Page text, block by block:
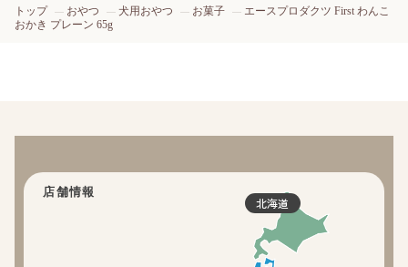
トップ おやつ 犬用おやつ お菓子
エースプロダクツ First わんこ
おかき プレーン 65g
店舗情報
北海道